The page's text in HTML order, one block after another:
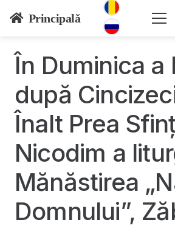
Principală
În Duminica a
după
Înalt Prea
Nicodim a
Mănăstirea
Domnului”,